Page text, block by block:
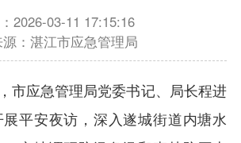
2026-03-11 17:15:16
源：湛江市应急管理局
市应急管理局党委书记、局长程进
平安夜访，深入遂城街道内塘水